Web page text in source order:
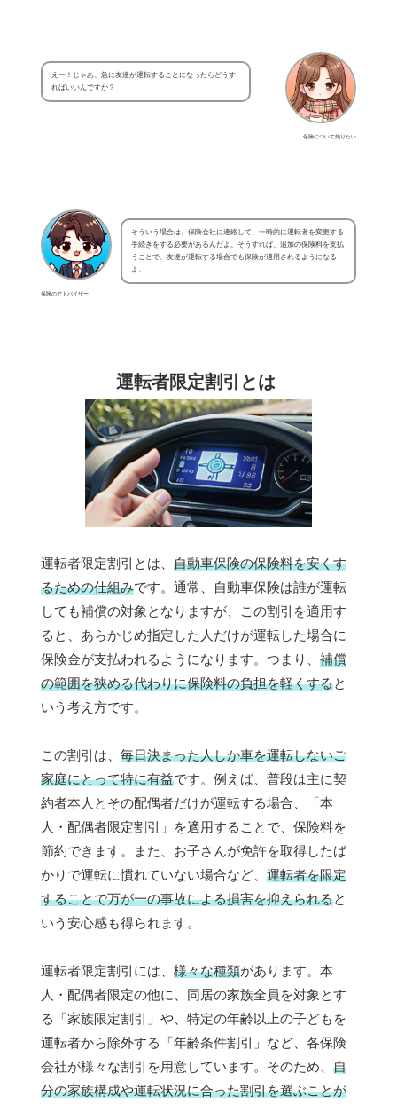
保険について知りたい
えー！じゃあ、急に友達が運転することになったらどうす
ればいいんですか？
保険のアドバイザー
そういう場合は、保険会社に連絡して、一時的に運転者を変更する
手続きをする必要があるんだよ。そうすれば、追加の保険料を支払
うことで、友達が運転する場合でも保険が適用されるようになる
よ。
運転者限定割引とは
運転者限定割引とは、 自動車保険の保険料を安くす
るための仕組みです。通常、自動車保険は誰が運転
しても補償の対象となりますが、この割引を適用す
ると、あらかじめ指定した人だけが運転した場合に
保険金が支払われるようになります。つまり、 補償
の範囲を狭める代わりに保険料の負担を軽くすると
いう考え方です。
この割引は、 毎日決まった人しか車を運転しないご
家庭にとって特に有益です。例えば、普段は主に契
約者本人とその配偶者だけが運転する場合、「本
人・配偶者限定割引」を適用することで、保険料を
節約できます。また、お子さんが免許を取得したば
かりで運転に慣れていない場合など、 運転者を限定
することで万が一の事故による損害を抑えられると
いう安心感も得られます。
運転者限定割引には、 様々な種類があります。本
人・配偶者限定の他に、同居の家族全員を対象とす
る「家族限定割引」や、特定の年齢以上の子どもを
運転者から除外する「年齢条件割引」など、各保険
会社が様々な割引を用意しています。そのため、 自
分の家族構成や運転状況に合った割引を選ぶことが